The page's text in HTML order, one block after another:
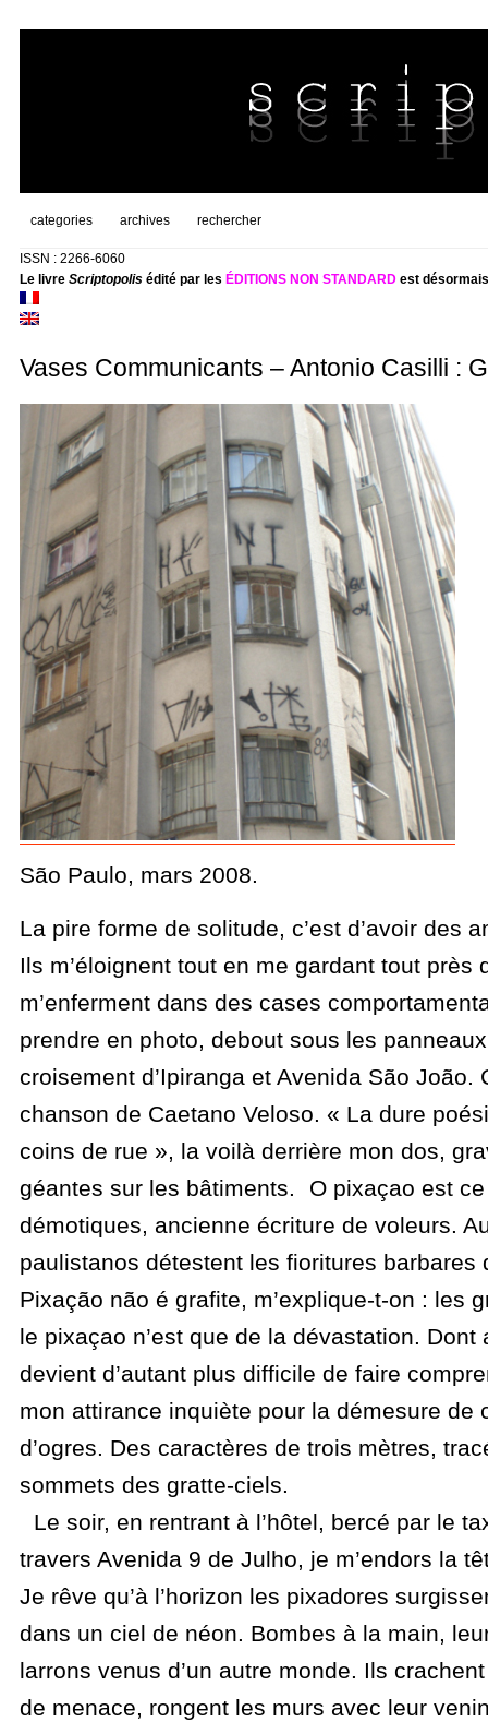
categories archives rechercher
ISSN : 2266-6060
Le livre Scriptopolisédité par les ÉDITIONS NON STANDARDest
Vases Communicants – Antonio Casilli :
São Paulo, mars 2008.
La pire forme de solitude, c’est d’avoir des
Ils m’éloignent tout en me gardant tout près
m’enferment dans des cases
prendre en photo, debout sous les
croisement d’Ipiranga et Avenida São João.
chanson de Caetano Veloso. « La dure
coins de rue », la voilà derrière mon dos,
géantes sur les bâtiments. O pixaçao est
démotiques, ancienne écriture de voleurs.
paulistanos détestent les fioritures barbares
Pixação não é grafite, m’explique-t-on : les
le pixaçao n’est que de la dévastation. Dont
devient d’autant plus difficile de faire
mon attirance inquiète pour la démesure de
d’ogres. Des caractères de trois mètres,
sommets des gratte-ciels.
Le soir, en rentrant à l’hôtel, bercé par le
travers Avenida 9 de Julho, je m’endors la
Je rêve qu’à l’horizon les pixadores
dans un ciel de néon. Bombes à la main,
larrons venus d’un autre monde. Ils
de menace, rongent les murs avec leur